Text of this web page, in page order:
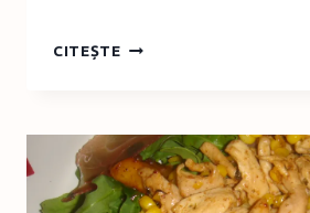
CITEȘTECHINESE